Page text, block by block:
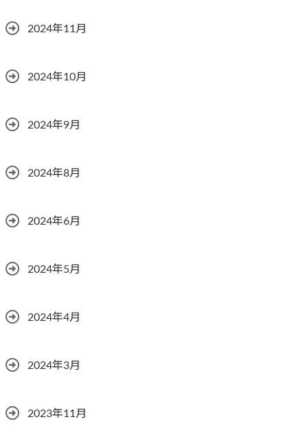
2024年11月
2024年10月
2024年9月
2024年8月
2024年6月
2024年5月
2024年4月
2024年3月
2023年11月